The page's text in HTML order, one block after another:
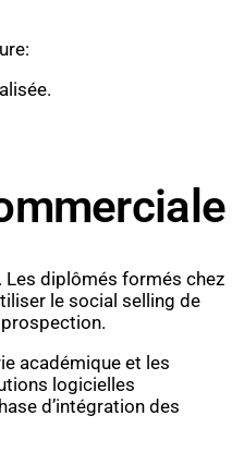
Les diplômés formés chez
le social selling de
académique et les
logicielles
d’intégration des